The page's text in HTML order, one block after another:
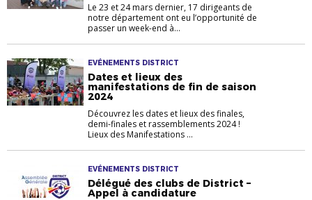
Le 23 et 24 mars dernier, 17 dirigeants de
notre département ont eu l’opportunité de
passer un week-end à...
EVÉNEMENTS DISTRICT
Dates et lieux des
manifestations de fin de saison
2024
Découvrez les dates et lieux des finales,
demi-finales et rassemblements 2024 !
Lieux des Manifestations ...
EVÉNEMENTS DISTRICT
Délégué des clubs de District –
Appel à candidature